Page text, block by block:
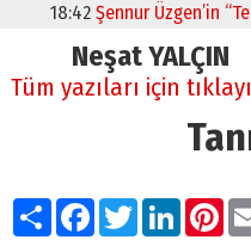
18:42 Şennur Üzgen’in
Neşat YALÇIN
Tüm yazıları için
PaylaşFacebook
Twitter